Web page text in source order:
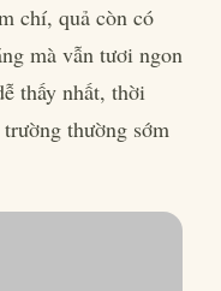
chí, quả còn có
mà vẫn tươi ngon
thấy nhất, thời
thường sớm